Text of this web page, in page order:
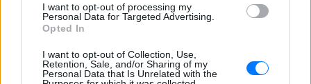
I want to opt-out of processing my
Personal Data for Targeted Advertising.
Opted In
I want to opt-out of Collection, Use,
Retention, Sale, and/or Sharing of my
Personal Data that Is Unrelated with the
Για ακόμη περισσότερανέα, μπείτε στηνροή
ειδήσεωντου E-Daily.gr
Ακολουθήστε το E-Radio.gr και στο Instagram